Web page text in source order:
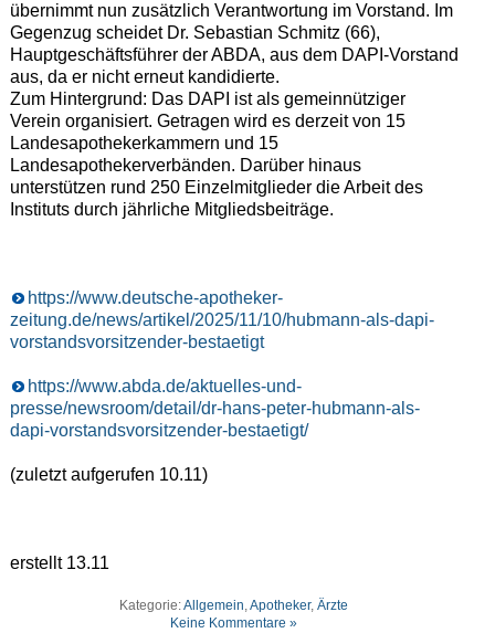
übernimmt nun zusätzlich Verantwortung im Vorstand. Im
Gegenzug scheidet Dr. Sebastian Schmitz (66),
Hauptgeschäftsführer der ABDA, aus dem DAPI-Vorstand
aus, da er nicht erneut kandidierte.
Zum Hintergrund: Das DAPI ist als gemeinnütziger
Verein organisiert. Getragen wird es derzeit von 15
Landesapothekerkammern und 15
Landesapothekerverbänden. Darüber hinaus
unterstützen rund 250 Einzelmitglieder die Arbeit des
Instituts durch jährliche Mitgliedsbeiträge.
https://www.deutsche-apotheker-
zeitung.de/news/artikel/2025/11/10/hubmann-als-dapi-
vorstandsvorsitzender-bestaetigt
https://www.abda.de/aktuelles-und-
presse/newsroom/detail/dr-hans-peter-hubmann-als-
dapi-vorstandsvorsitzender-bestaetigt/
(zuletzt aufgerufen 10.11)
erstellt 13.11
Kategorie:Allgemein,Apotheker,Ärzte
Keine Kommentare »